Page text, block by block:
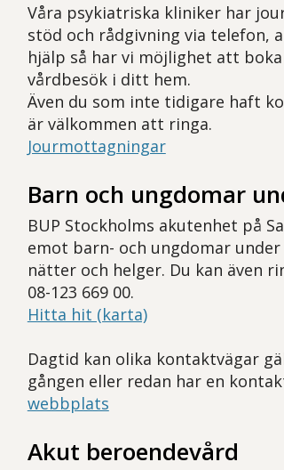
Våra psykiatriska kliniker har
stöd och rådgivning via telefon,
hjälp så har vi möjlighet att
vårdbesök i ditt hem.
Även du som inte tidigare haft
är välkommen att ringa.
Jourmottagningar
Barn och ungdomar
BUP Stockholms akutenhet på
emot barn- och ungdomar
nätter och helger. Du kan även
08-123 669 00.
Hitta hit (karta)
Dagtid kan olika kontaktvägar
gången eller redan har en
webbplats
Akut beroendevård